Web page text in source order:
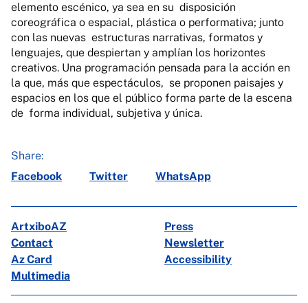
elemento escénico, ya sea en su disposición
coreográfica o espacial, plástica o performativa; junto
con las nuevas estructuras narrativas, formatos y
lenguajes, que despiertan y amplían los horizontes
creativos. Una programación pensada para la acción en
la que, más que espectáculos, se proponen paisajes y
espacios en los que el público forma parte de la escena
de forma individual, subjetiva y única.
Share:
Facebook
Twitter WhatsApp
ArtxiboAZ
Press
Contact
Newsletter
Az Card
Accessibility
Multimedia